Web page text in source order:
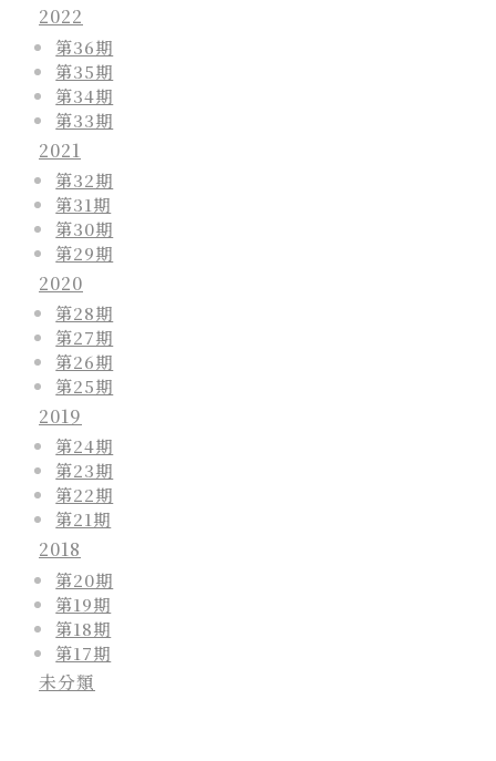
2022
第36期
第35期
第34期
第33期
2021
第32期
第31期
第30期
第29期
2020
第28期
第27期
第26期
第25期
2019
第24期
第23期
第22期
第21期
2018
第20期
第19期
第18期
第17期
未分類